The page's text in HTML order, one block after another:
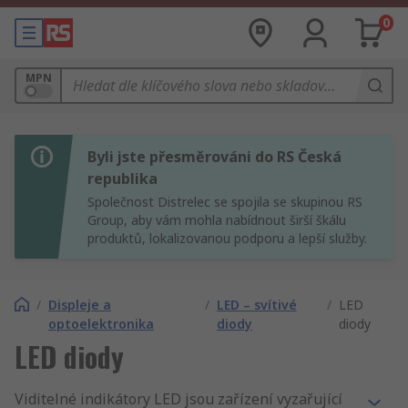
0
MPN
Byli jste přesměrováni do RS Česká
republika
Společnost Distrelec se spojila se skupinou RS
Group, aby vám mohla nabídnout širší škálu
produktů, lokalizovanou podporu a lepší služby.
/ Displeje a
optoelektronika
/ LED – svítivé
diody
/ LED
diody
LED diody
Viditelné indikátory LED jsou zařízení vyzařující